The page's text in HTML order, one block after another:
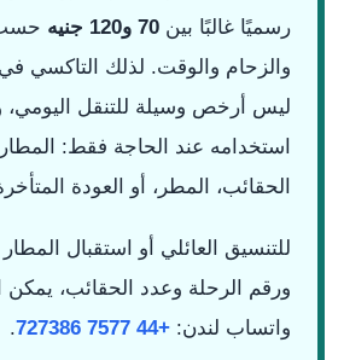
رسميًا غالبًا بين 70 و120 جنيه
حسب
والزحام والوقت. لذلك التاكسي
ليس أرخص وسيلة للتنقل اليومي،
استخدامه عند الحاجة فقط: المطار،
الحقائب، المطر، أو العودة
للتنسيق العائلي أو استقبال
ورقم الرحلة وعدد الحقائب، يمكن
واتساب لندن: +44 7577 727386
.